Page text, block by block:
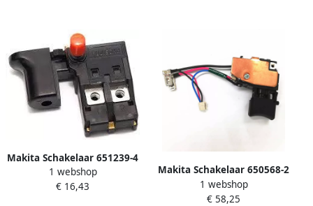
Makita Schakelaar 651239-4
1 webshop
€ 16,43
Makita Schakelaar 650568-2
1 webshop
€ 58,25